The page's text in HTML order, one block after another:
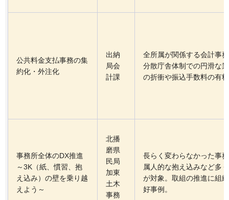
公共料金支払事務の集
約化・外注化
出納
局会
計課
全所属が関係する会計事
分散庁舎体制での円滑な
の折衝や振込手数料の有
事務所全体のDX推進
～3K（紙、慣習、抱
え込み）の壁を乗り越
えよう～
北播
磨県
民局
加東
土木
事務
長らく変わらなかった事
属人的な抱え込みなど多
が対象。取組の推進に組
好事例。